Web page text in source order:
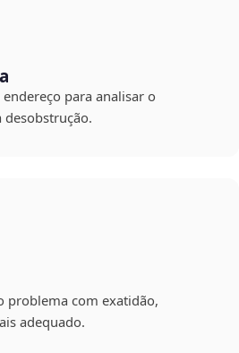
para analisar o
problema com exatidão,
adequado.